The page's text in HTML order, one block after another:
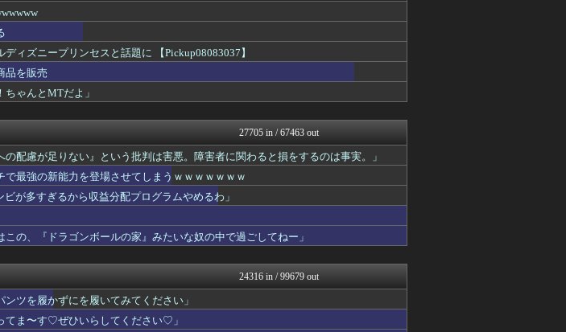
る
登山ちゃんねる
て、一日遊び倒した。すると、旦...
「新7500Tシャツ」「BO...
パチンコ・パチスロ.com
wwwwwwwwwwwwwww...
マジキチ速報
ほんわかMkⅡ
しいwwwwww
ラビット速報
り】
阪神タイガースちゃんねる
べて元気だすのよ～」
VTuberNews
Y速報
フォース－」裁定
スターライト速報 -遊戯王...
ｗｗｗｗｗｗ
バイク速報
ってしまう…
アナ速‐女子アナ画像速報
だろ【画像】
乃木通 乃木坂46櫻坂46...
銃使用の葛藤…河内長野「2発で...
みそパンNEWS
ああ言えばForYou
ゲーム実況者速報＠YouT...
】
日刊やきう速報
い」そう言われた妻が家計を分け...
ィズニープリンセスと話題に 【Pickup08083037】
品を販売
ゃんとMTだよ」
27705 in / 67463 out
の配慮が足りない』という批判は害悪。障害者に関わると損をするのは事実。」
で最強の新能力を登場させてしまうｗｗｗｗｗｗｗ
ビが多すぎるから収益分配プログラムやめるわ」
この、『ドラゴンボールの家』みたいな奴の中で過ごしてねー」
24316 in / 99679 out
ンツを履かずにを履いてみてください」
てま〜す♡ぜひいらしてください♡」